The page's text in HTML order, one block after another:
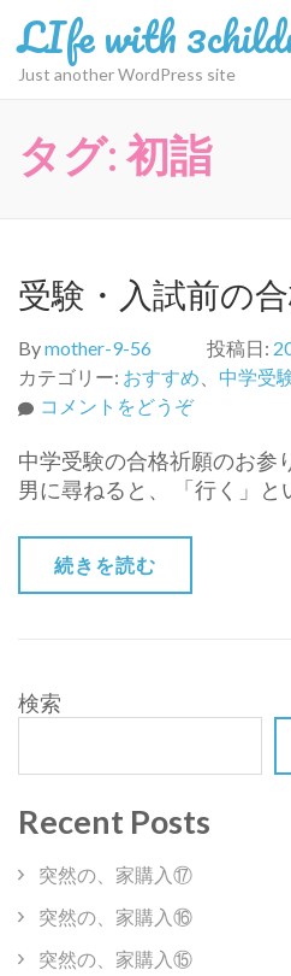
ン
(Enter
押
す)
LIfe with
Just another WordPress site
タグ: 初詣
受験・入試前の
Bymother-9-56 投稿日:
カテゴリー: おすすめ 中学受
コメントをどうぞ(受
入
試
中学受験の合格祈願のお参
男に尋ねると、 「行く」と
続きを読む
検索
Recent Posts
突然の、家購入⑰
突然の、家購入⑯
突然の、家購入⑮